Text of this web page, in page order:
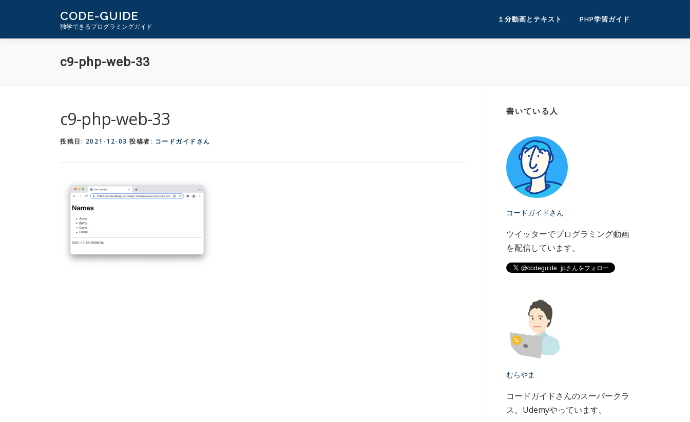
CODE-GUIDE
独学できるプログラミングガイド
１分動画とテキスト PHP学習ガイド
c9-php-web-33
c9-php-web-33
投稿日: 2021-12-03 投稿者: コードガイドさん
書いている人
コードガイドさん
ツイッターでプログラミング動画
を配信しています。
むらやま
コードガイドさんのスーパークラ
ス。Udemyやっています。